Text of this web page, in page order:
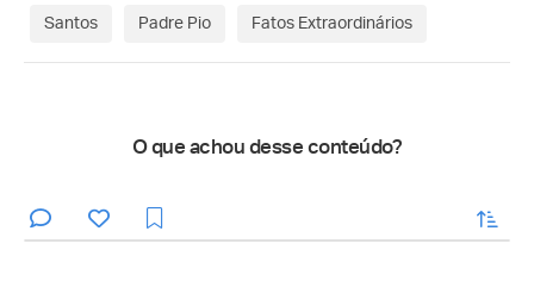
Santos Padre Pio Fatos Extraordinários
O que achou desse conteúdo?
enviar